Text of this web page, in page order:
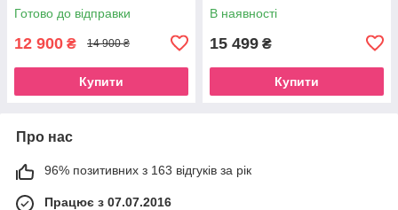
Живлення 12, 24, 220 вольт
Готово до відправки
12 900 ₴ 14 900 ₴
Купити
В наявності
15 499 ₴
Купити
Про нас
96% позитивних з 163 відгуків за рік
Працює з 07.07.2016